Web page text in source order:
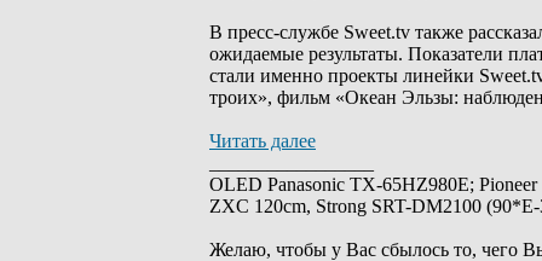
В пресс-службе Sweet.tv также
ожидаемые результаты. Показатели
стали именно проекты линейки
троих», фильм «Океан Эльзы:
Читать далее
OLED Panasonic TX-65HZ980E;
ZXC 120cm, Strong SRT-DM2100
Желаю, чтобы у Вас сбылось то, чего